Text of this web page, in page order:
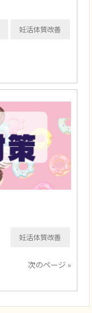
妊活体質改善
妊活体質改善
次のページ »